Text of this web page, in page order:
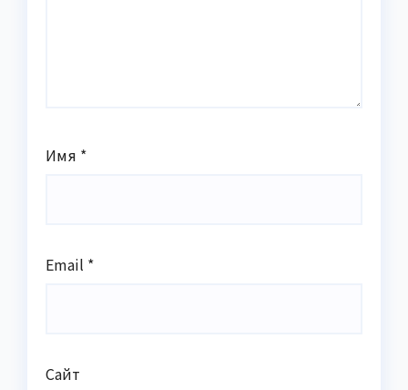
Имя *
Email *
Сайт